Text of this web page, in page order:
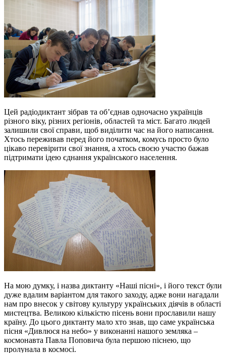
Цей радіодиктант зібрав та об’єднав одночасно українців
різного віку, різних регіонів, областей та міст. Багато людей
залишили свої справи, щоб виділити час на його написання.
Хтось переживав перед його початком, комусь просто було
цікаво перевірити свої знання, а хтось своєю участю бажав
підтримати ідею єднання українського населення.
На мою думку, і назва диктанту «Наші пісні», і його текст були
дуже вдалим варіантом для такого заходу, адже вони нагадали
нам про внесок у світову культуру українських діячів в області
мистецтва. Великою кількістю пісень вони прославили нашу
країну. До цього диктанту мало хто знав, що саме українська
пісня «Дивлюся на небо» у виконанні нашого земляка –
космонавта Павла Поповича була першою піснею, що
пролунала в космосі.